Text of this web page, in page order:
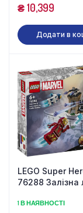
₴10,399
Додати в
LEGO Super
76288 Залізна
солдата Гідри
1 В НАЯВНОСТІ